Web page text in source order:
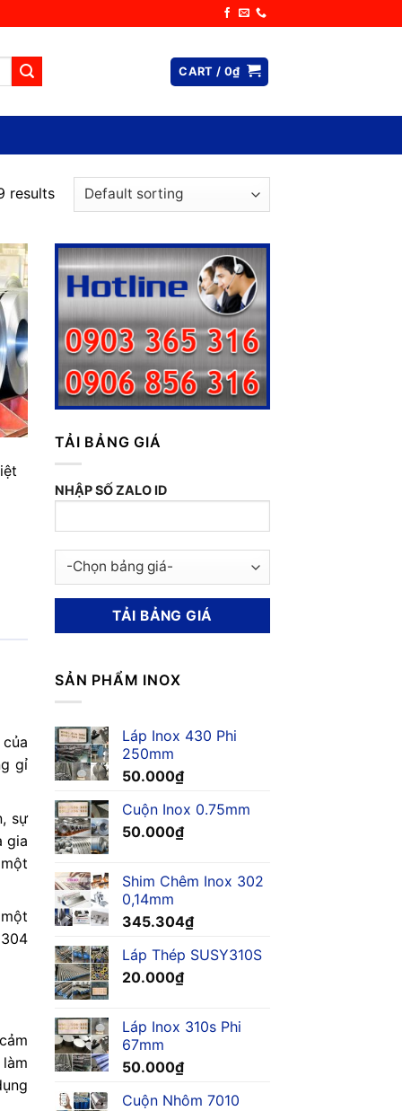
CART / 0₫
results
gỉ
sự
gia
TẢI BẢNG GIÁ
NHẬP SỐ ZALO ID
SẢN PHẨM INOX
Láp Inox 430 Phi
250mm
50.000₫
Cuộn Inox 0.75mm
50.000₫
Shim Chêm Inox 302
0,14mm
345.304₫
Láp Thép SUSY310S
20.000₫
Láp Inox 310s Phi
67mm
50.000₫
Cuộn Nhôm 7010